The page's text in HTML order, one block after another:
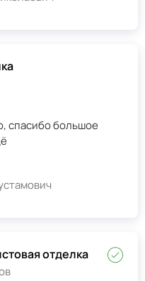
спасибо большое
отделка